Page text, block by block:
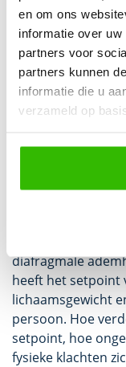
en om ons
informatie over
partners voor
partners kunnen
informatie die u
verzameld op
Functie
setpoint
Het
domein niet
disbalans in het
punt waar alles in
diafragmale
heeft het setpoint
lichaamsgewicht
persoon. Hoe
setpoint, hoe
fysieke klachten